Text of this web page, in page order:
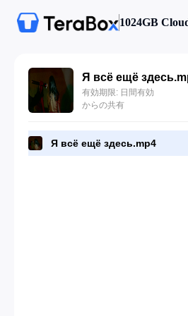
1024GB
Я всё ещё
有効期限: 日間有効
からの共有
Я всё ещё здесь.mp4